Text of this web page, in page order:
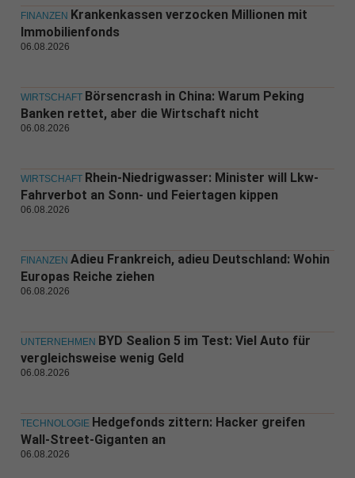
FINANZEN Krankenkassen verzocken Millionen mit
Immobilienfonds
06.08.2026
WIRTSCHAFT Börsencrash in China: Warum Peking
Banken rettet, aber die Wirtschaft nicht
06.08.2026
WIRTSCHAFT Rhein-Niedrigwasser: Minister will Lkw-
Fahrverbot an Sonn- und Feiertagen kippen
06.08.2026
FINANZEN Adieu Frankreich, adieu Deutschland: Wohin
Europas Reiche ziehen
06.08.2026
UNTERNEHMEN BYD Sealion 5 im Test: Viel Auto für
vergleichsweise wenig Geld
06.08.2026
TECHNOLOGIE Hedgefonds zittern: Hacker greifen
Wall-Street-Giganten an
06.08.2026